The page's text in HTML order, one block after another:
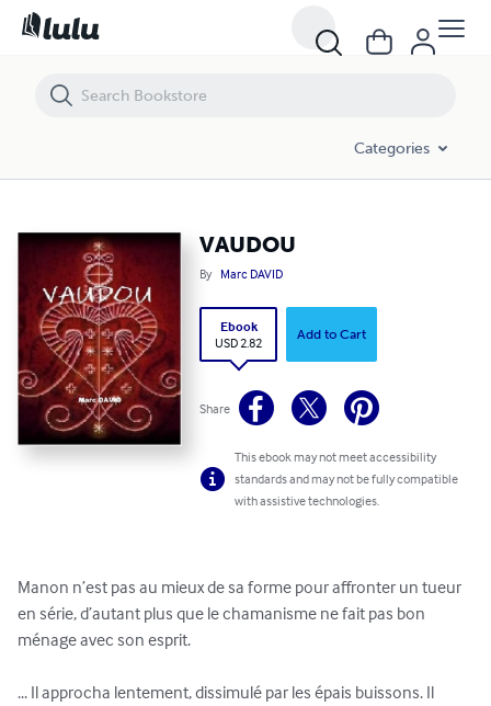
Categories
VAUDOU
By Marc DAVID
Ebook
USD 2.82
Add to Cart
Share
This ebook may not meet accessibility
standards and may not be fully compatible
with assistive technologies.
Manon n’est pas au mieux de sa forme pour affronter un tueur
en série, d’autant plus que le chamanisme ne fait pas bon
ménage avec son esprit.
... Il approcha lentement, dissimulé par les épais buissons. Il
VAUDOU